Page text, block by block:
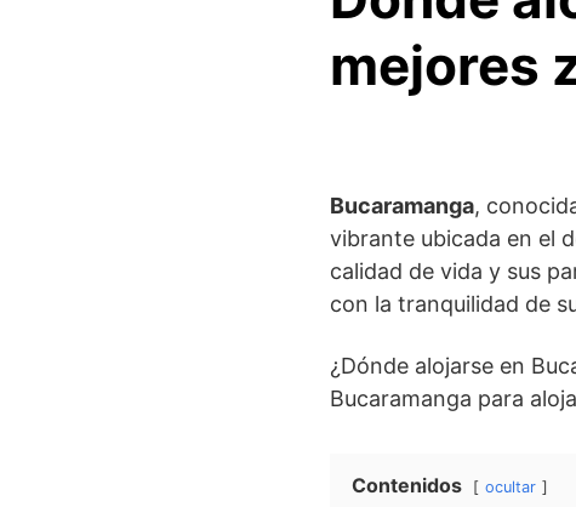
mejores
Bucaramanga,
vibrante ubicada en el
calidad de vida y sus
con la tranquilidad de
¿Dónde alojarse en
Bucaramanga para
Contenidos ocultar